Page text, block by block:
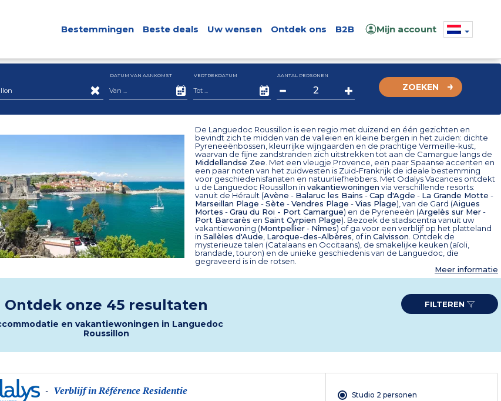
Bestemmingen Beste deals Uw wensen Ontdek ons B2B Mijn account
DATUM VAN AANKOMST VERTREKDATUM AANTAL PERSONEN
ZOEKEN
De Languedoc Roussillon is een regio met duizend en één gezichten en
bevindt zich te midden van de valleien en kleine bergen in het zuiden: dichte
Pyreneeënbossen, kleurrijke wijngaarden en de prachtige Vermeille-kust,
waarvan de fijne zandstranden zich uitstrekken tot aan de Camargue langs de
Middellandse Zee . Met een vleugje Provence, een paar Spaanse accenten en
een paar noten van het zuidwesten is Zuid-Frankrijk de ideale bestemming
voor geschiedenisfanaten en natuurliefhebbers. Met Odalys Vacances ontdekt
u de Languedoc Roussillon in vakantiewoningen via verschillende resorts:
vanuit de Hérault (Avène - Balaruc les Bains -Cap d'Agde - La Grande Motte -
Marseillan Plage -Sète -Vendres Plage -Vias Plage), van de Gard (Aigues
Mortes -Grau du Roi - Port Camargue) en de Pyreneeën (Argelès sur Mer-
Port Barcarès en Saint Cyrpien Plage). Bezoek de stadscentra vanuit uw
vakantiewoning (Montpellier- Nîmes) of ga voor een verblijf op het platteland
in Sallèles d'Aude Laroque-des-Albères , of in Calvisson . Ontdek de
mysterieuze talen (Catalaans en Occitaans), de smakelijke keuken (aïoli,
brandade, touron) en de unieke geschiedenis van de Languedoc, die
gegraveerd is in de rotsen.
Meer informatie
Ontdek onze 45 resultaten
en vakantiewoningen in Languedoc
Roussillon
FILTEREN
- Verblijf in Référence Residentie
Studio 2 personen